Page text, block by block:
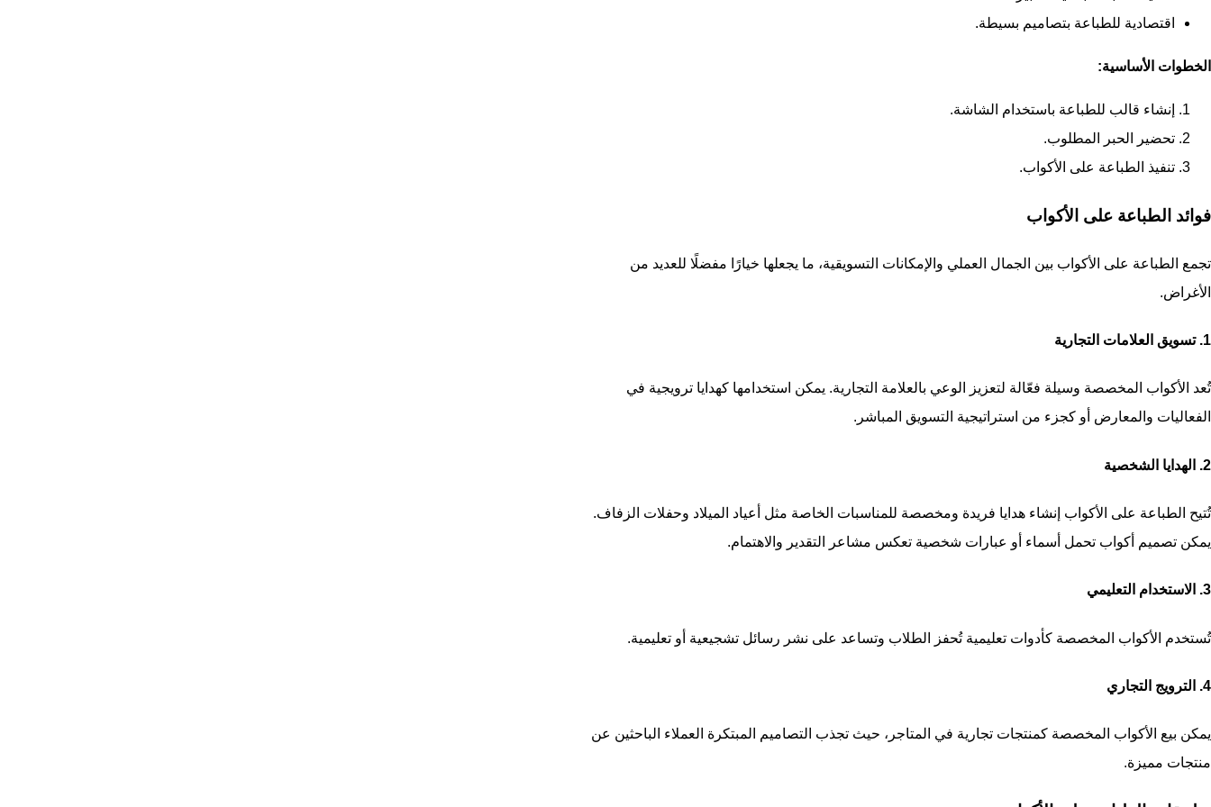
اقتصادية للطباعة بتصاميم بسيطة.
الخطوات الأساسية:
إنشاء قالب للطباعة باستخدام الشاشة.
تحضير الحبر المطلوب.
تنفيذ الطباعة على الأكواب.
فوائد الطباعة على الأكواب
تجمع الطباعة على الأكواب بين الجمال العملي والإمكانات التسويقية، ما يجعلها خيارًا مفضلًا للعديد من
الأغراض.
1. تسويق العلامات التجارية
تُعد الأكواب المخصصة وسيلة فعّالة لتعزيز الوعي بالعلامة التجارية. يمكن استخدامها كهدايا ترويجية في
الفعاليات والمعارض أو كجزء من استراتيجية التسويق المباشر.
2. الهدايا الشخصية
تُتيح الطباعة على الأكواب إنشاء هدايا فريدة ومخصصة للمناسبات الخاصة مثل أعياد الميلاد وحفلات الزفاف.
يمكن تصميم أكواب تحمل أسماء أو عبارات شخصية تعكس مشاعر التقدير والاهتمام.
3. الاستخدام التعليمي
تُستخدم الأكواب المخصصة كأدوات تعليمية تُحفز الطلاب وتساعد على نشر رسائل تشجيعية أو تعليمية.
4. الترويج التجاري
يمكن بيع الأكواب المخصصة كمنتجات تجارية في المتاجر، حيث تجذب التصاميم المبتكرة العملاء الباحثين عن
منتجات مميزة.